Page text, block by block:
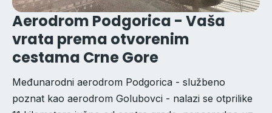
Aerodrom Podgorica - Vaša
vrata prema otvorenim
cestama Crne Gore
Međunarodni aerodrom Podgorica - službeno
poznat kao aerodrom Golubovci - nalazi se otprilike